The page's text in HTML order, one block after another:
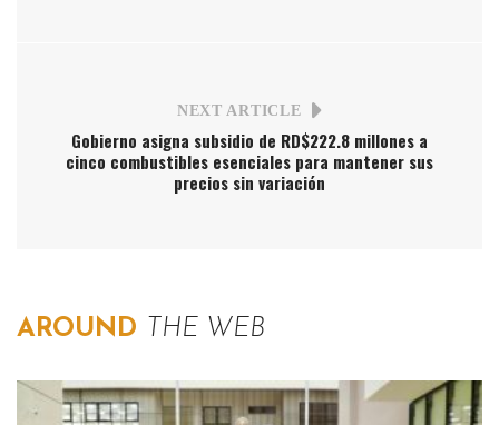
NEXT ARTICLE
Gobierno asigna subsidio de RD$222.8 millones a
cinco combustibles esenciales para mantener sus
precios sin variación
AROUND THE WEB